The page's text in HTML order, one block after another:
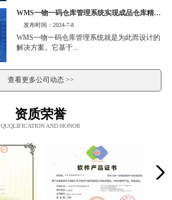
WMS一物一码仓库管理系统实现成品仓库精细化管理
发布时间：2024-7-8
WMS一物一码仓库管理系统就是为此而设计的
解决方案。它基于...
查看更多公司动态 >>
资质荣誉
QUQLIFICATION AND HONOR